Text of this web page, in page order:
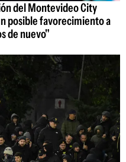
del Montevideo City
posible favorecimiento a
de nuevo"